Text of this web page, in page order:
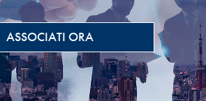
ASSOCIATI ORA